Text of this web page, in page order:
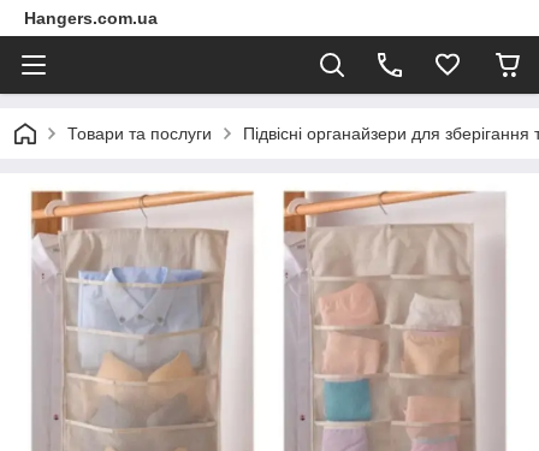
Hangers.com.ua
Товари та послуги Підвісні органайзери для